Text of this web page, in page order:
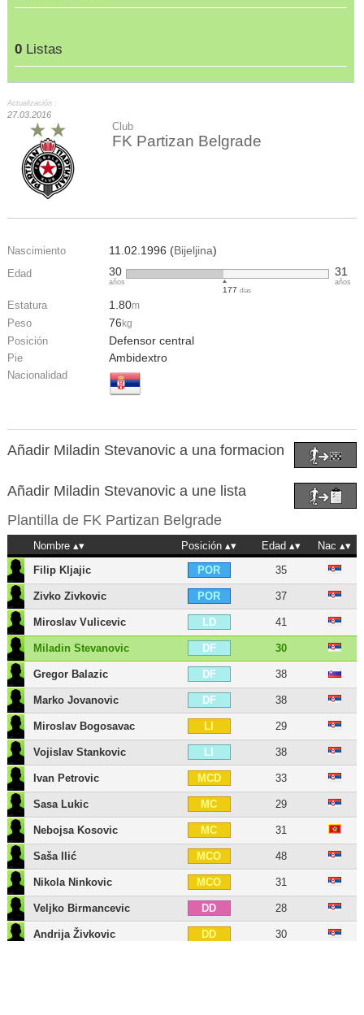
0 Listas
Actualización :
27.03.2016
Club
FK Partizan Belgrade
Nascimiento 11.02.1996 (Bijeljina)
Edad 30
años
177 días
31
años
Estatura 1.80m
Peso 76 kg
Posición Defensor central
Pie Ambidextro
Nacionalidad
Añadir Miladin Stevanovic a una formacion
Añadir Miladin Stevanovic a une lista
Plantilla de FK Partizan Belgrade
Nombre Posición Edad
Nac
Filip Kljajic
POR 35
Zivko Zivkovic POR 37
Miroslav Vulicevic LD 41
Miladin Stevanovic DF 30
Gregor Balazic DF 38
Marko Jovanovic DF 38
Miroslav Bogosavac LI 29
Vojislav Stankovic LI 38
Ivan Petrovic MCD 33
Sasa Lukic MC 29
Nebojsa Kosovic MC 31
Saša Ilić MCO 48
Nikola Ninkovic MCO 31
Veljko Birmancevic DD 28
Andrija Živkovic DD 30